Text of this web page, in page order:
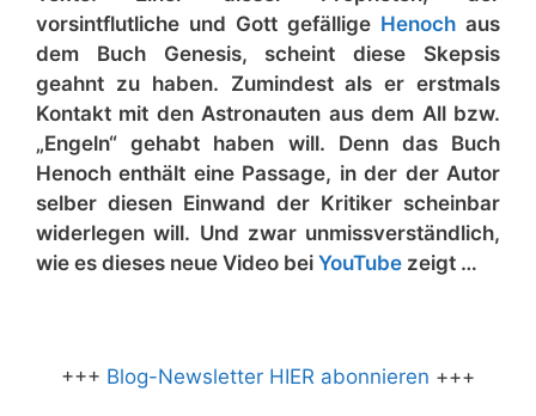
vorsintflutliche und Gott gefällige Henoch aus
dem Buch Genesis, scheint diese Skepsis
geahnt zu haben. Zumindest als er erstmals
Kontakt mit den Astronauten aus dem All bzw.
„Engeln“ gehabt haben will. Denn das Buch
Henoch enthält eine Passage, in der der Autor
selber diesen Einwand der Kritiker scheinbar
widerlegen will. Und zwar unmissverständlich,
wie es dieses neue Video bei YouTube zeigt …
+++ Blog-Newsletter HIER abonnieren +++